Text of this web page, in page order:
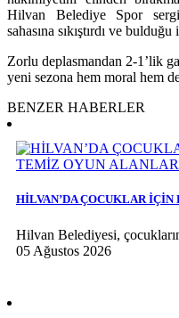
Hilvan Belediye Spor
sahasına sıkıştırdı ve
Zorlu deplasmandan 2-1’lik
yeni sezona hem moral hem
BENZER HABERLER
HİLVAN’DA ÇOCUKLAR
Hilvan Belediyesi,
05 Ağustos 2026